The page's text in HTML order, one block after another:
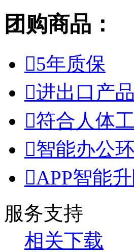
团购商品：
5年质保
进出口产品
符合人体
智能办公
APP智能
服务支持
相关下载